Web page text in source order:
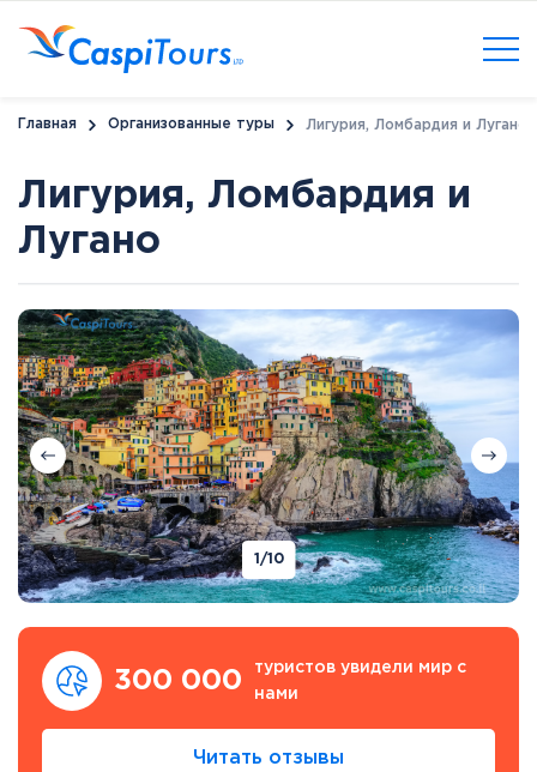
Главная Организованные туры Лигурия, Ломбардия и Лугано
Лигурия, Ломбардия и
Лугано
1 /10
300 000
туристов увидели мир с
нами
Читать отзывы